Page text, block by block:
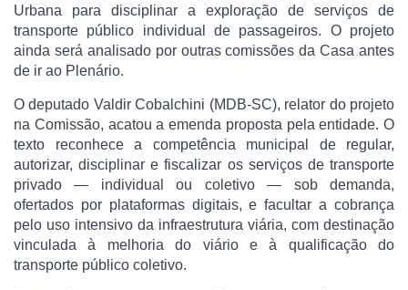
Urbana para disciplinar a exploração de serviços de
transporte público individual de passageiros. O projeto
ainda será analisado por outras comissões da Casa antes
de ir ao Plenário.
O deputado Valdir Cobalchini (MDB-SC), relator do projeto
na Comissão, acatou a emenda proposta pela entidade. O
texto reconhece a competência municipal de regular,
autorizar, disciplinar e fiscalizar os serviços de transporte
privado — individual ou coletivo — sob demanda,
ofertados por plataformas digitais, e facultar a cobrança
pelo uso intensivo da infraestrutura viária, com destinação
vinculada à melhoria do viário e à qualificação do
transporte público coletivo.